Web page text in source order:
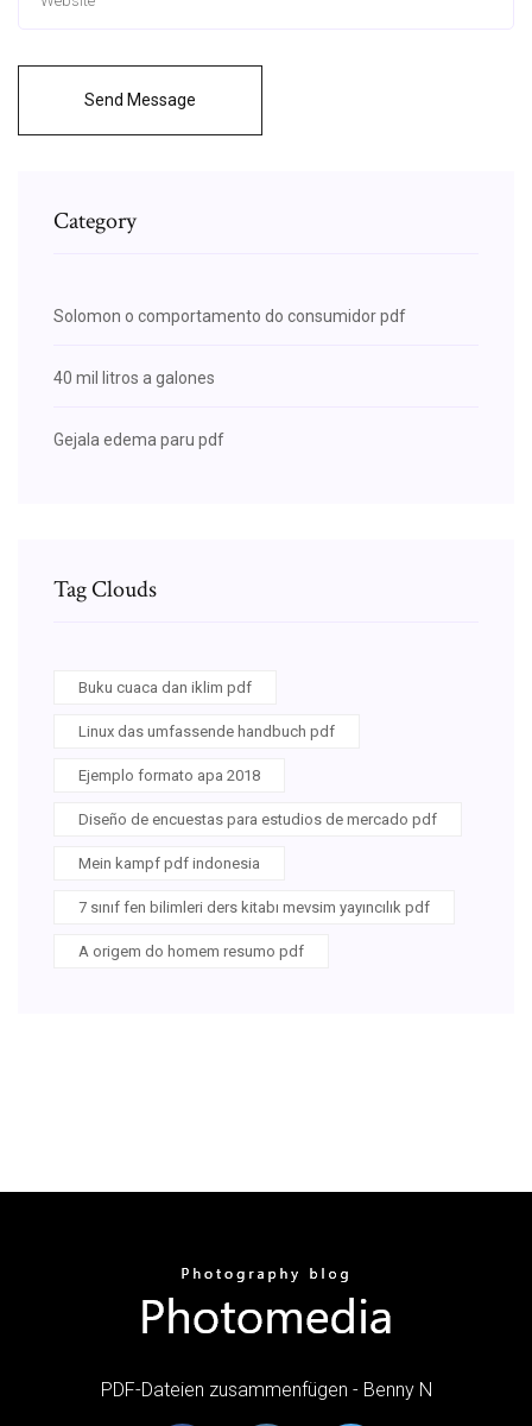
Send Message
Category
Solomon o comportamento do consumidor pdf
40 mil litros a galones
Gejala edema paru pdf
Tag Clouds
Buku cuaca dan iklim pdf
Linux das umfassende handbuch pdf
Ejemplo formato apa 2018
Diseño de encuestas para estudios de mercado pdf
Mein kampf pdf indonesia
7 sınıf fen bilimleri ders kitabı mevsim yayıncılık pdf
A origem do homem resumo pdf
PDF-Dateien zusammenfügen - Benny N